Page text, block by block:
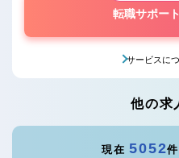
転職サポー
サービスに
他の求
現在5052